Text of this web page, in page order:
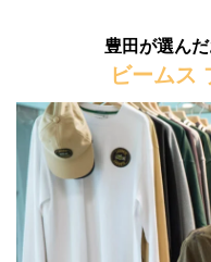
豊田が選ん
ビームス